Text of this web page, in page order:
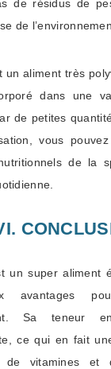
de résidus de
de
un aliment très
dans une
de petites
vous
de la
un super aliment
avantages
Sa teneur
ce qui en fait
de vitamines et